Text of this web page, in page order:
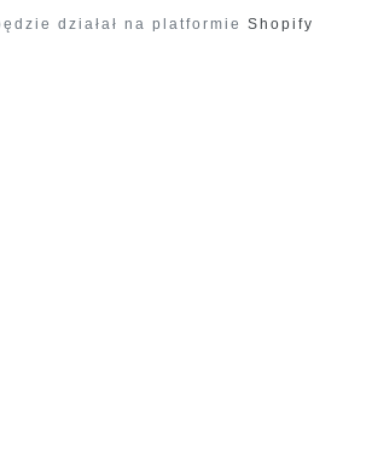
działał na platformie Shopify